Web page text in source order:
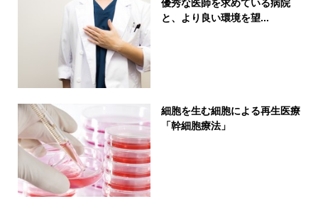
優秀な医師を求めている病院
と、より良い環境を望...
細胞を生む細胞による再生医療
「幹細胞療法」